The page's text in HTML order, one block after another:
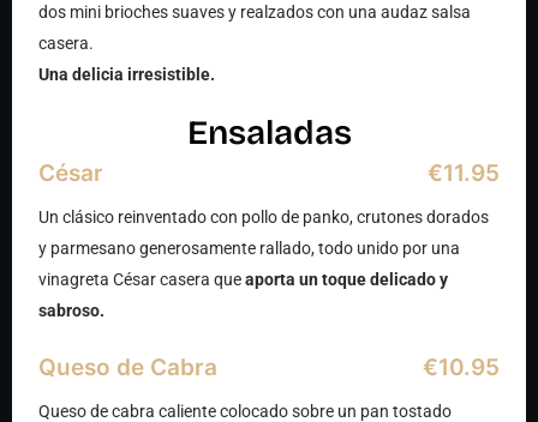
dos mini brioches suaves y realzados con una audaz salsa
casera.
Una delicia irresistible.
Ensaladas
César €11.95
Un clásico reinventado con pollo de panko, crutones dorados
y parmesano generosamente rallado, todo unido por una
vinagreta César casera queaporta un toque delicado y
sabroso.
Queso de Cabra €10.95
Queso de cabra caliente colocado sobre un pan tostado